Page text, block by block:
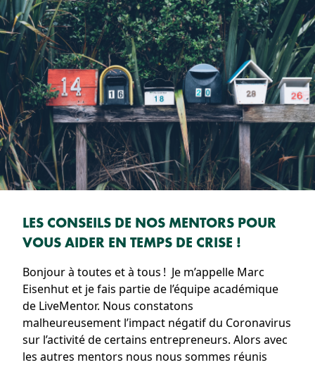
LES CONSEILS DE NOS MENTORS POUR
VOUS AIDER EN TEMPS DE CRISE !
Bonjour à toutes et à tous ! Je m’appelle Marc
Eisenhut et je fais partie de l’équipe académique
de LiveMentor. Nous constatons
malheureusement l’impact négatif du Coronavirus
sur l’activité de certains entrepreneurs. Alors avec
les autres mentors nous nous sommes réunis